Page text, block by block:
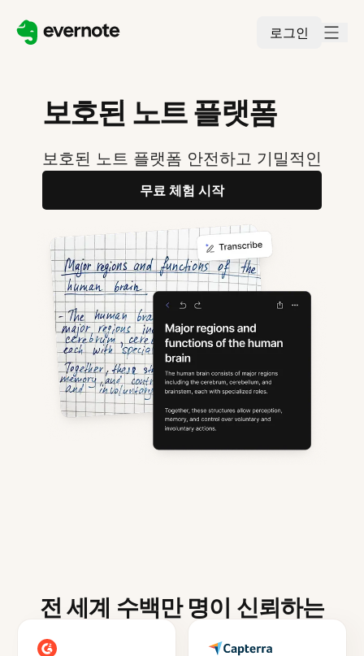
로그인
보호된 노트 플랫폼
보호된 노트 플랫폼 안전하고 기밀적인
무료 체험 시작
전 세계 수백만 명이 신뢰하는